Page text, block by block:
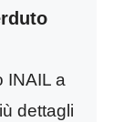
INAIL a
dettagli